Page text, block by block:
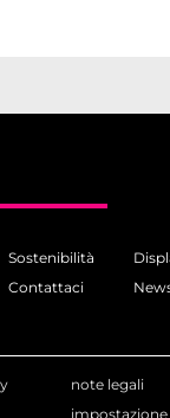
Sostenibilità
Contattaci
note legali
impostazione